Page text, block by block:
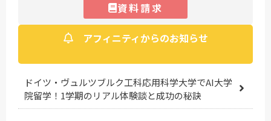
資料請求
アフィニティからのお知らせ
ドイツ・ヴュルツブルク工科応用科学大学でAI大学
院留学！1学期のリアル体験談と成功の秘訣